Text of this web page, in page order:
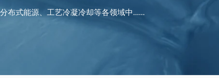
分布式能源、工艺冷凝冷却等各领域中......